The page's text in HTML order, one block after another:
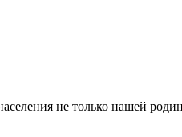
не только нашей